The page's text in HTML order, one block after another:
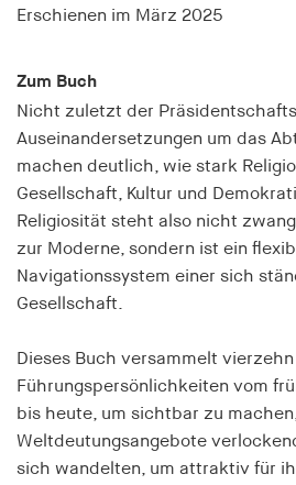
Erschienen im März 2025
Zum Buch
Nicht zuletzt der
Auseinandersetzungen um das
machen deutlich, wie stark
Gesellschaft, Kultur und
Religiosität steht also nicht
zur Moderne, sondern ist ein
Navigationssystem einer sich
Gesellschaft.
Dieses Buch versammelt
Führungspersönlichkeiten vom
bis heute, um sichtbar zu
Weltdeutungsangebote
sich wandelten, um attraktiv für
Name:
Anbieter:
hamburger-edition.de
Zweck:
Speichert den
für Cookies auf der aktuellen
Cookie Laufzeit:
1 Jahr
fe_typo_user
Anbieter:
hamburger-edition.de